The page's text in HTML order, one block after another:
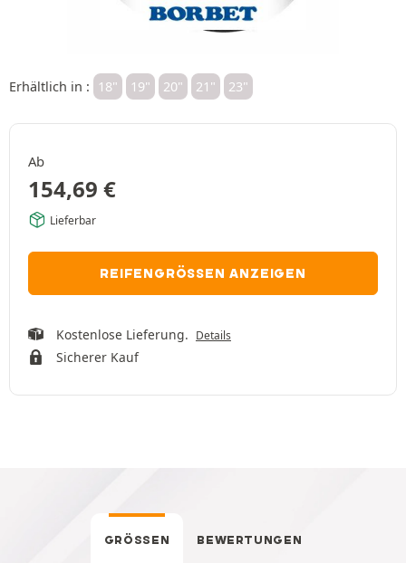
Erhältlich in : 18" 19" 20" 21" 23"
Ab
154,69 €
Lieferbar
REIFENGRÖSSEN ANZEIGEN
Kostenlose Lieferung. Details
Sicherer Kauf
GRÖSSEN BEWERTUNGEN